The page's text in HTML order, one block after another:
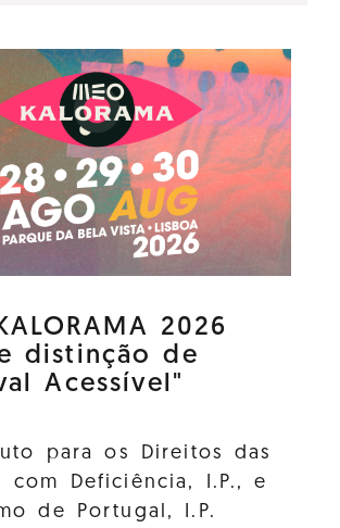
2026
distinção de
Acessível"
para os Direitos das
com Deficiência, I.P., e
de Portugal, I.P.